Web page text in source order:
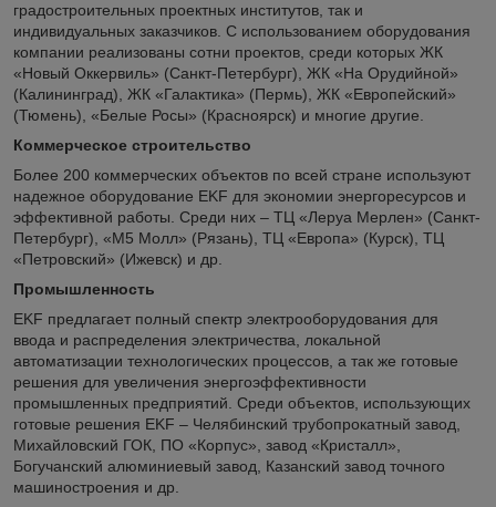
градостроительных проектных институтов, так и
индивидуальных заказчиков. С использованием оборудования
компании реализованы сотни проектов, среди которых ЖК
«Новый Оккервиль» (Санкт-Петербург), ЖК «На Орудийной»
(Калининград), ЖК «Галактика» (Пермь), ЖК «Европейский»
(Тюмень), «Белые Росы» (Красноярск) и многие другие.
Коммерческое строительство
Более 200 коммерческих объектов по всей стране используют
надежное оборудование EKF для экономии энергоресурсов и
эффективной работы. Среди них – ТЦ «Леруа Мерлен» (Санкт-
Петербург), «М5 Молл» (Рязань), ТЦ «Европа» (Курск), ТЦ
«Петровский» (Ижевск) и др.
Промышленность
EKF предлагает полный спектр электрооборудования для
ввода и распределения электричества, локальной
автоматизации технологических процессов, а так же готовые
решения для увеличения энергоэффективности
промышленных предприятий. Среди объектов, использующих
готовые решения EKF – Челябинский трубопрокатный завод,
Михайловский ГОК, ПО «Корпус», завод «Кристалл»,
Богучанский алюминиевый завод, Казанский завод точного
машиностроения и др.